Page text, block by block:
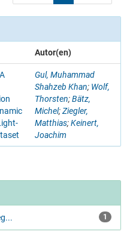
Autor(en)
Gul, Muhammad
Shahzeb Khan; Wolf,
Thorsten;Bätz,
Michel;Ziegler,
Matthias;Keinert,
Joachim
1